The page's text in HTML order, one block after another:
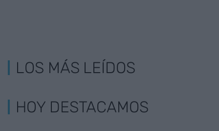
LOS MÁS LEÍDOS
HOY DESTACAMOS